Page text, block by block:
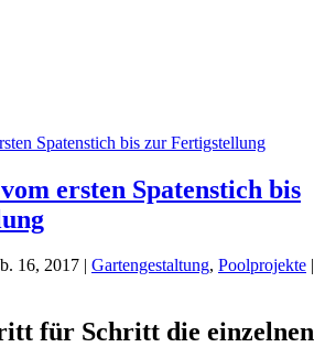
ersten Spatenstich bis
16, 2017 Gartengestaltung, Poolprojekte
für Schritt die einzelnen